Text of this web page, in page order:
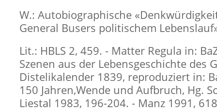
W.: Autobiographische
General Busers politischem
Lit.: HBLS 2, 459. - Matter Regula in:
Szenen aus der Lebensgeschichte des
Distelikalender 1839, reproduziert in:
150 Jahren,Wende und Aufbruch, Hg.
Liestal 1983, 196-204. - Manz 1991,